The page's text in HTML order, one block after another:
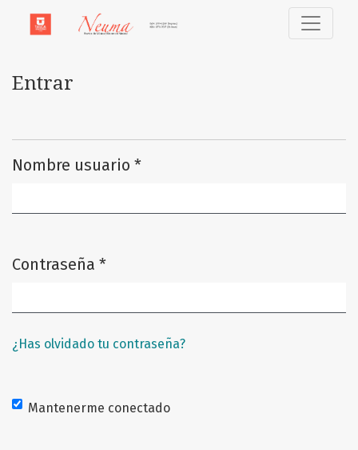
Entrar
Entrar
Nombre usuario *
Contraseña *
¿Has olvidado tu contraseña?
Mantenerme conectado